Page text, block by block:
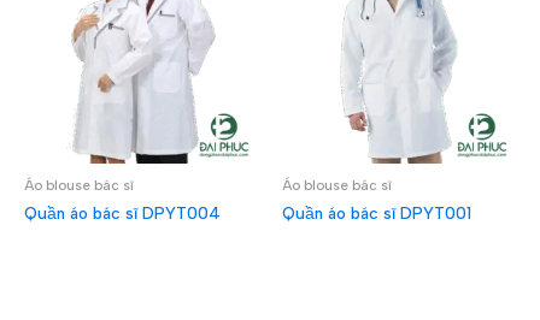
Áo blouse bác sĩ
Quần áo bác sĩ DPYT004
Áo blouse bác sĩ
Quần áo bác sĩ DPYT001